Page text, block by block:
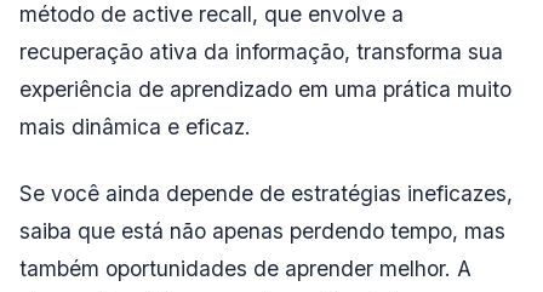
método de active recall, que envolve a
recuperação ativa da informação, transforma sua
experiência de aprendizado em uma prática muito
mais dinâmica e eficaz.
Se você ainda depende de estratégias ineficazes,
saiba que está não apenas perdendo tempo, mas
também oportunidades de aprender melhor. A